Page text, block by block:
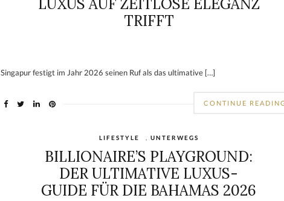
LUXUS AUF ZEITLOSE ELEGANZ
TRIFFT
Singapur festigt im Jahr 2026 seinen Ruf als das ultimative […]
CONTINUE
LIFESTYLE UNTERWEGS
BILLIONAIRE’S PLAYGROUND:
DER ULTIMATIVE LUXUS-
GUIDE FÜR DIE BAHAMAS 2026